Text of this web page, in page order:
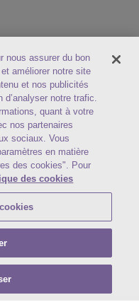
nous ?
de livraison
nous assurer du bon
améliorer notre site
et nos publicités
notre trafic.
quant à votre
nos partenaires
sociaux. Vous
en matière
des cookies". Pour
des cookies